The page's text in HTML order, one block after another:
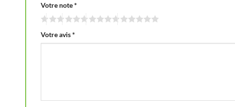
Votre note*
Votre avis*